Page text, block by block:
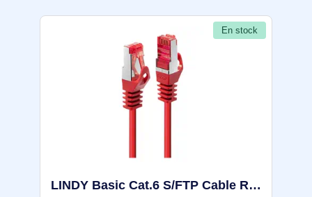
En stock
LINDY Basic Cat.6 S/FTP Cable Red 2m Patch Cable - 47364